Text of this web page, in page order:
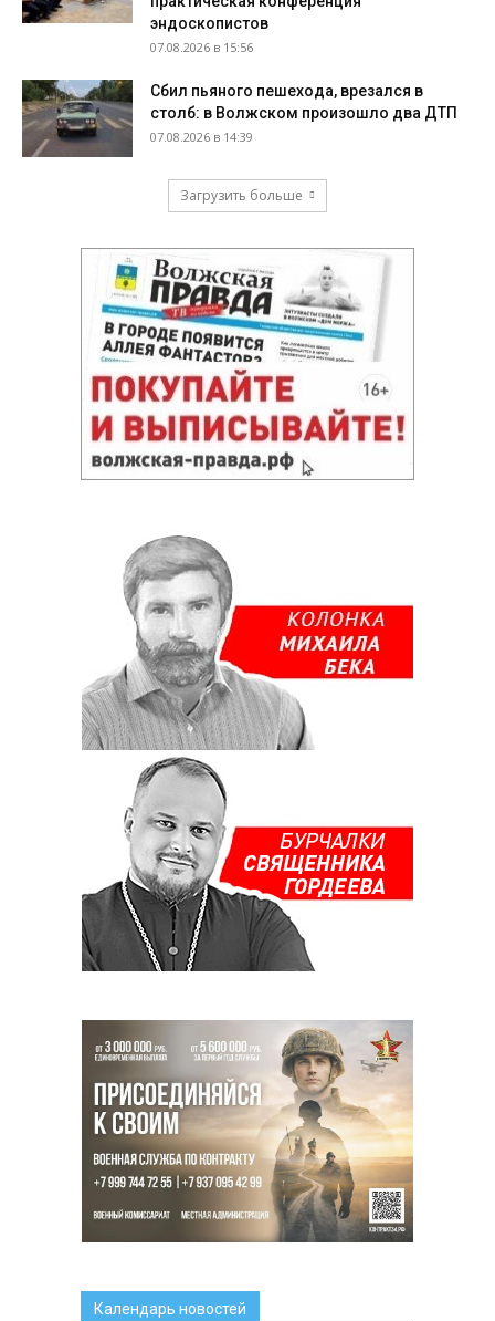
эндоскопистов
07.08.2026 в 15:56
Сбил пьяного пешехода, врезался в
столб: в Волжском произошло два ДТП
07.08.2026 в 14:39
Загрузить больше
Календарь новостей